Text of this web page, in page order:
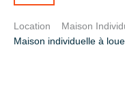
Location Maison
Maison individuelle à